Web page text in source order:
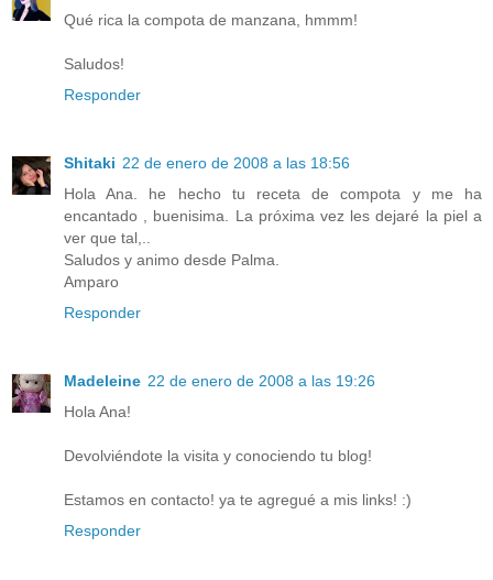
Qué rica la compota de manzana, hmmm!
Saludos!
Responder
Shitaki 22 de enero de 2008 a las 18:56
Hola Ana. he hecho tu receta de compota y me ha
encantado , buenisima. La próxima vez les dejaré la piel a
ver que tal,..
Saludos y animo desde Palma.
Amparo
Responder
Madeleine 22 de enero de 2008 a las 19:26
Hola Ana!
Devolviéndote la visita y conociendo tu blog!
Estamos en contacto! ya te agregué a mis links! :)
Responder